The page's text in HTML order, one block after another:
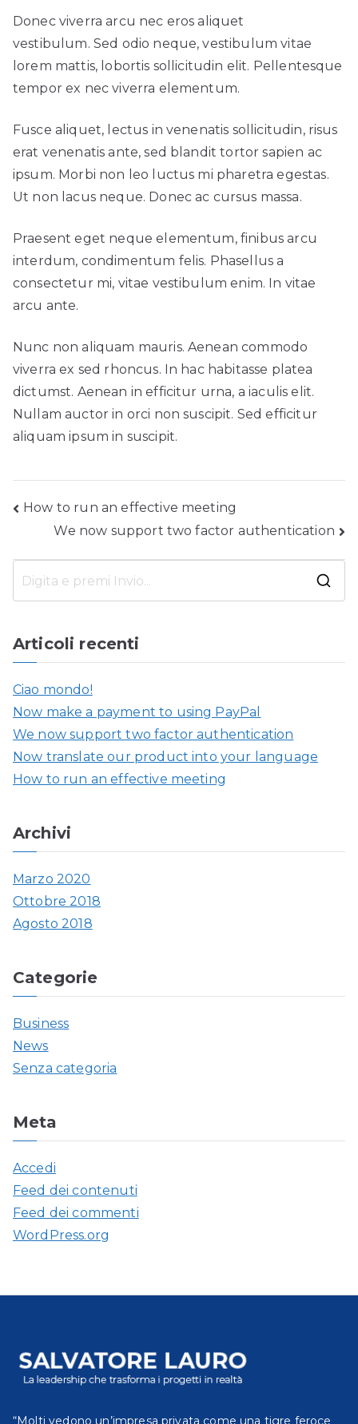
Donec viverra arcu nec eros aliquet
vestibulum. Sed odio neque, vestibulum vitae
lorem mattis, lobortis sollicitudin elit. Pellentesque
tempor ex nec viverra elementum.
Fusce aliquet, lectus in venenatis sollicitudin, risus
erat venenatis ante, sed blandit tortor sapien ac
ipsum. Morbi non leo luctus mi pharetra egestas.
Ut non lacus neque. Donec ac cursus massa.
Praesent eget neque elementum, finibus arcu
interdum, condimentum felis. Phasellus a
consectetur mi, vitae vestibulum enim. In vitae
arcu ante.
Nunc non aliquam mauris. Aenean commodo
viverra ex sed rhoncus. In hac habitasse platea
dictumst. Aenean in efficitur urna, a iaculis elit.
Nullam auctor in orci non suscipit. Sed efficitur
aliquam ipsum in suscipit.
Navigazione
articoli
How to run an effective meeting
We now support two factor authentication
Articoli recenti
Ciao mondo!
Now make a payment to using PayPal
We now support two factor authentication
Now translate our product into your language
How to run an effective meeting
Archivi
Marzo 2020
Ottobre 2018
Agosto 2018
Categorie
Business
News
Senza categoria
Meta
Accedi
Feed dei contenuti
Feed dei commenti
WordPress.org
“Molti vedono un’impresa privata come una tigre feroce